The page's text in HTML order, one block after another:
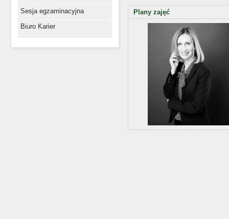
Sesja egzaminacyjna
Biuro Karier
Plany zajęć